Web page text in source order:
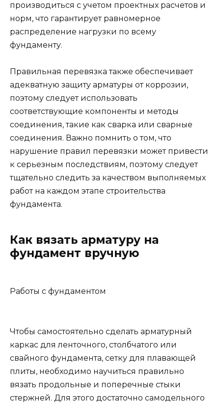
производиться с учетом проектных расчетов и
норм, что гарантирует равномерное
распределение нагрузки по всему
фундаменту.
Правильная перевязка также обеспечивает
адекватную защиту арматуры от коррозии,
поэтому следует использовать
соответствующие компоненты и методы
соединения, такие как сварка или сварные
соединения. Важно помнить о том, что
нарушение правил перевязки может привести
к серьезным последствиям, поэтому следует
тщательно следить за качеством выполняемых
работ на каждом этапе строительства
фундамента.
Как вязать арматуру на
фундамент вручную
Работы с фундаментом
Чтобы самостоятельно сделать арматурный
каркас для ленточного, столбчатого или
свайного фундамента, сетку для плавающей
плиты, необходимо научиться правильно
вязать продольные и поперечные стыки
стержней. Для этого достаточно самодельного